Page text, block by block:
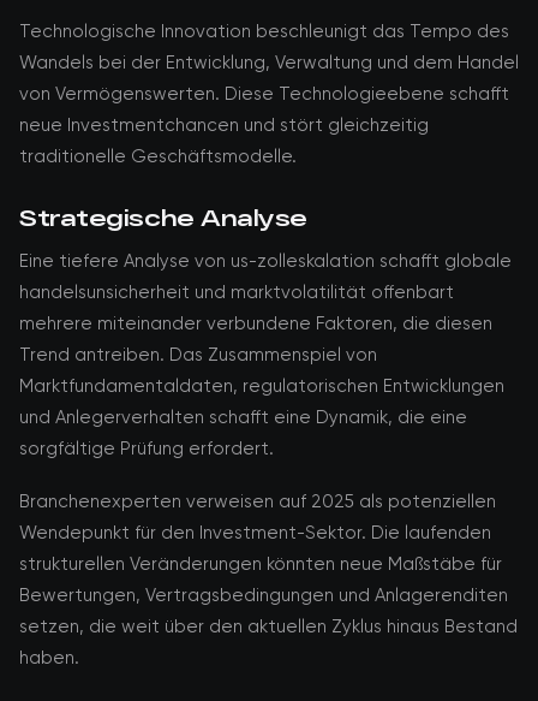
Technologische Innovation beschleunigt das Tempo des
Wandels bei der Entwicklung, Verwaltung und dem Handel
von Vermögenswerten. Diese Technologieebene schafft
neue Investmentchancen und stört gleichzeitig
traditionelle Geschäftsmodelle.
Strategische Analyse
Eine tiefere Analyse von us-zolleskalation schafft globale
handelsunsicherheit und marktvolatilität offenbart
mehrere miteinander verbundene Faktoren, die diesen
Trend antreiben. Das Zusammenspiel von
Marktfundamentaldaten, regulatorischen Entwicklungen
und Anlegerverhalten schafft eine Dynamik, die eine
sorgfältige Prüfung erfordert.
Branchenexperten verweisen auf 2025 als potenziellen
Wendepunkt für den Investment-Sektor. Die laufenden
strukturellen Veränderungen könnten neue Maßstäbe für
Bewertungen, Vertragsbedingungen und Anlagerenditen
setzen, die weit über den aktuellen Zyklus hinaus Bestand
haben.